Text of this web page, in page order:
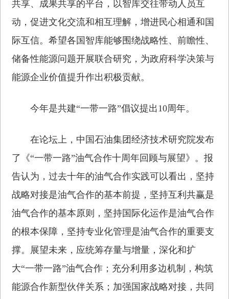
共享、成果共享的平台，以智库交往带动人员互
动，促进文化交流和相互理解，增进民心相通和国
际互信。希望各国智库能够围绕战略性、前瞻性、
储备性能源问题开展联合研究，为政府科学决策与
能源企业价值提升作出积极贡献。
今年是共建“一带一路”倡议提出10周年。
在论坛上，中国石油集团经济技术研究院发布
了《“一带一路”油气合作十周年回顾与展望》。报
告认为，过去十年的油气合作实践可以看出，坚持
战略对接是油气合作的基本前提，坚持互利共赢是
油气合作的基本原则，坚持国际化运作是油气合作
的根本保障，坚持专业化管理是油气合作的重要支
撑。展望未来，应统筹存量与增量，深化和扩
大“一带一路”油气合作；充分利用多边机制，构筑
能源合作新型伙伴关系；加强国家战略对接，共同